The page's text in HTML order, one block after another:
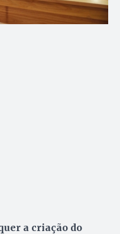
a criação do